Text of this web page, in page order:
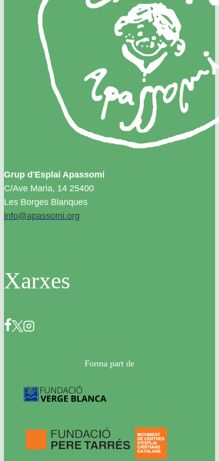
Grup d'Esplai Apassomi
C/Ave Maria, 14 25400
Les Borges Blanques
info@apassomi.org
Xarxes
Forma part de